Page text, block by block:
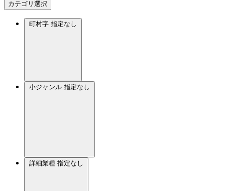
カテゴリ選択
町村字 指定なし
小ジャンル 指定なし
詳細業種 指定なし